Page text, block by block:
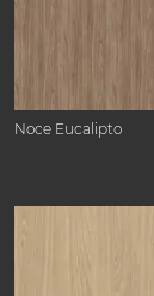
Noce Eucalipto